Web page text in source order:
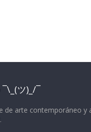
ツ)_/¯
de arte contemporáneo y